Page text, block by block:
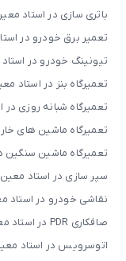
باتری سازی در استاد
تعمیر برق خودرو در
تیونینگ خودرو در
تعمیرگاه بنز در استاد
تعمیرگاه شبانه روزی در
تعمیرگاه ماشین های
تعمیرگاه ماشین سنگین
سپر سازی در استاد معین
نقاشی خودرو در استاد
صافکاری PDR در استاد معین
اتوسرویس در استاد